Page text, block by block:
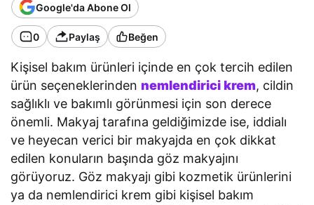
Google'da Abone Ol
0 Paylaş Beğen
Kişisel bakım ürünleri içinde en çok tercih edilen
ürün seçeneklerindennemlendirici krem, cildin
sağlıklı ve bakımlı görünmesi için son derece
önemli. Makyaj tarafına geldiğimizde ise, iddialı
ve heyecan verici bir makyajda en çok dikkat
edilen konuların başında göz makyajını
görüyoruz. Göz makyajı gibi kozmetik ürünlerini
ya da nemlendirici krem gibi kişisel bakım